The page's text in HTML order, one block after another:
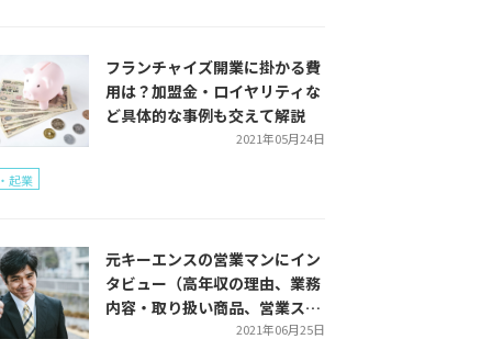
フランチャイズ開業に掛かる費
用は？加盟金・ロイヤリティな
ど具体的な事例も交えて解説
2021年05月24日
起業
元キーエンスの営業マンにイン
タビュー（高年収の理由、業務
内容・取り扱い商品、営業スタ
2021年06月25日